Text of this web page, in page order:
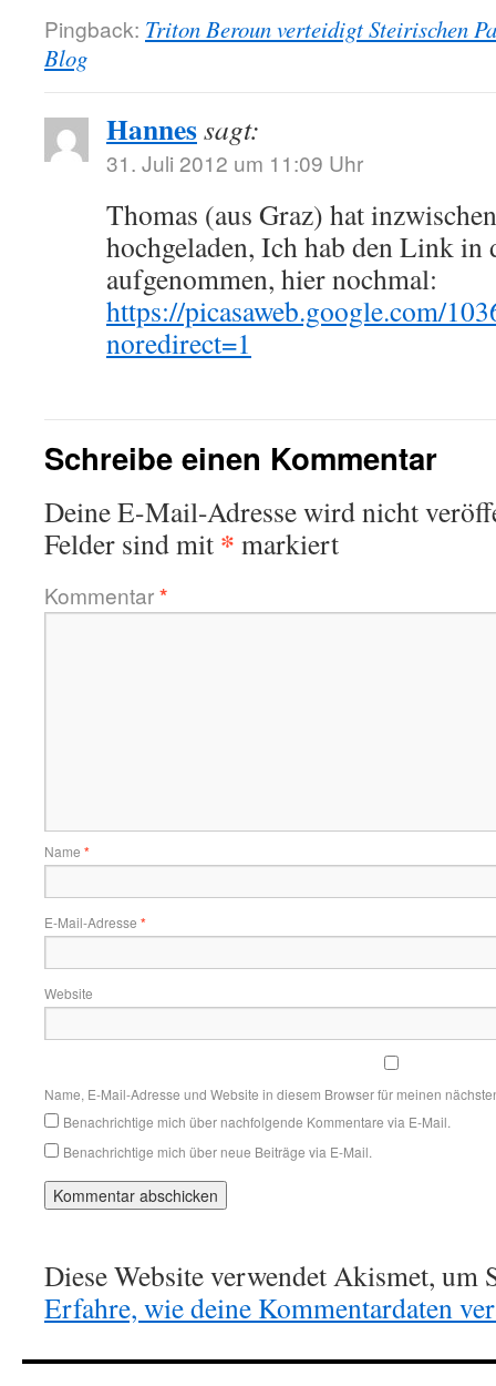
Pingback: Triton Beroun verteidigt Steirischen
Blog
Hannessagt:
31. Juli 2012 um 11:09 Uhr
Thomas (aus Graz) hat
hochgeladen, Ich hab den Link
aufgenommen, hier nochmal:
https://picasaweb.google.com/
noredirect=1
Schreibe einen Kommentar
Deine E-Mail-Adresse wird nicht
Felder sind mit * markiert
Kommentar*
Name *
E-Mail-Adresse *
Website
Name, E-Mail-Adresse und Website in diesem Browser für meinen
Benachrichtige mich über nachfolgende Kommentare via E-Mail.
Benachrichtige mich über neue Beiträge via E-Mail.
Diese Website verwendet Akismet, um
Erfahre, wie deine Kommentardaten